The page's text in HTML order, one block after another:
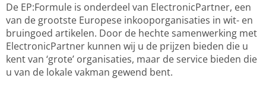
De EP:Formule is onderdeel van ElectronicPartner, een
van de grootste Europese inkooporganisaties in wit- en
bruingoed artikelen. Door de hechte samenwerking met
ElectronicPartner kunnen wij u de prijzen bieden die u
kent van ‘grote’ organisaties, maar de service bieden die
u van de lokale vakman gewend bent.